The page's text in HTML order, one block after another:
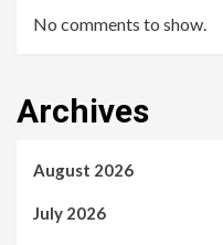
No comments to show.
Archives
August 2026
July 2026